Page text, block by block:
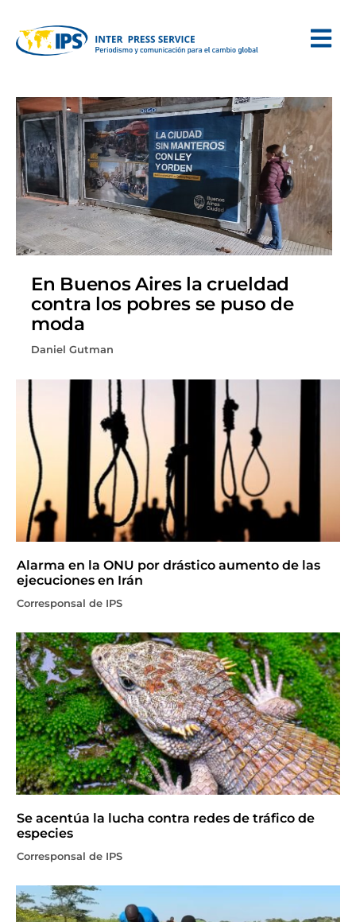
En Buenos Aires la crueldad
contra los pobres se puso de
moda
Daniel Gutman
Alarma en la ONU por drástico aumento de las
ejecuciones en Irán
Corresponsal de IPS
Se acentúa la lucha contra redes de tráfico de
especies
Corresponsal de IPS